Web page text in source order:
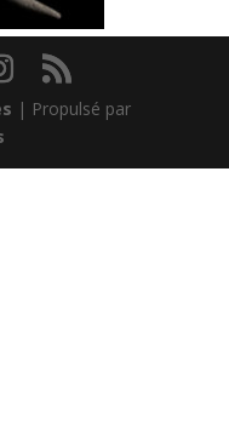
| Propulsé par